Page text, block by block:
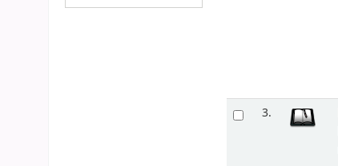
3.